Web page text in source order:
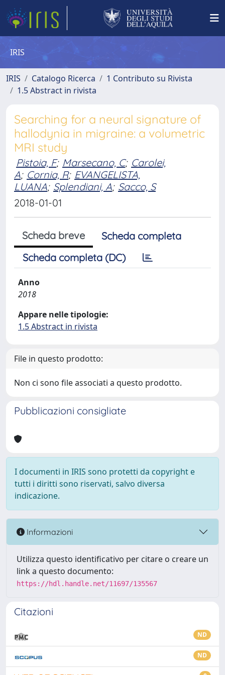
IRIS
IRIS Catalogo Ricerca
1 Contributo su Rivista
1.5 Abstract in rivista
Searching for a neural signature of
hallodynia in migraine: a volumetric
MRI study
Pistoia, F; Marsecano, C; Carolei,
A; Cornia, R; EVANGELISTA,
LUANA; Splendiani, A; Sacco, S
2018-01-01
Scheda breve
Scheda completa
Scheda completa (DC)
Anno
2018
Appare nelle tipologie:
1.5 Abstract in rivista
File in questo prodotto:
Non ci sono file associati a questo prodotto.
Pubblicazioni consigliate
I documenti in IRIS sono protetti da copyright e
tutti i diritti sono riservati, salvo diversa
indicazione.
Informazioni
Utilizza questo identificativo per citare o creare un
link a questo documento:
https://hdl.handle.net/11697/135567
Citazioni
ND
ND